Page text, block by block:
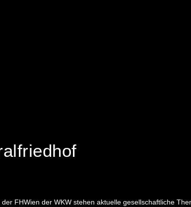
FHWien der WKW stehen aktuelle gesellschaftliche